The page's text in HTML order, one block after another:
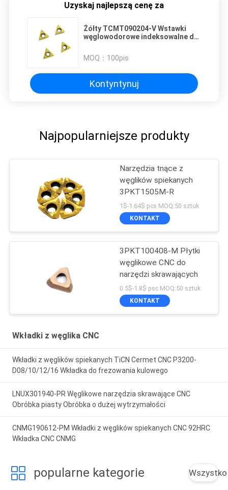
Uzyskaj najlepszą cenę za
Żółty TCMT090204-V Wstawki
węglowodorowe indeksowalne do
MOQ： 100pis
Kontyntynuj
Najpopularniejsze produkty
Narzędzia tnące z
węglików spiekanych
3PKT1505M-R
1$-1.64$ pcs MOQ:50 sztuk
KONTAKT
3PKT100408-M Płytki
węglikowe CNC do
narzędzi skrawających
0.5$-1.8$ psc MOQ:50 sztuk
KONTAKT
Wkładki z węglika CNC
Wkładki z węglików spiekanych TiCN Cermet CNC P3200-
D08/10/12/16 Wkładka do frezowania kulowego
LNUX301940-PR Węglikowe narzędzia skrawające CNC
Obróbka piasty Obróbka o dużej wytrzymałości
CNMG190612-PM Wkładki z węglików spiekanych CNC 92HRC
Wkładka CNC CNMG
popularne kategorie Wszystko